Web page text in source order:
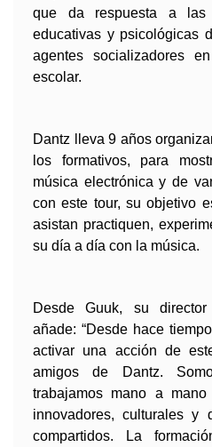
que da respuesta a las
educativas y psicológicas
agentes socializadores
escolar.
Dantz lleva 9 años
los formativos, para
música electrónica y de
con este tour, su objetivo
asistan practiquen,
su día a día con la música.
Desde Guuk, su
añade: “Desde hace
activar una acción de
amigos de Dantz.
trabajamos mano a
innovadores, culturales y
compartidos. La